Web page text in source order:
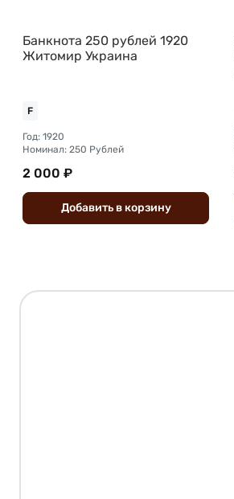
Банкнота 250 рублей 1920
Житомир Украина
F
Год: 1920
Номинал: 250 Рублей
2 000 ₽
Добавить вкорзину